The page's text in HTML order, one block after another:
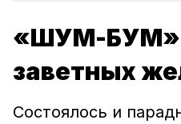
«ШУМ-БУМ»
заветных
Состоялось и